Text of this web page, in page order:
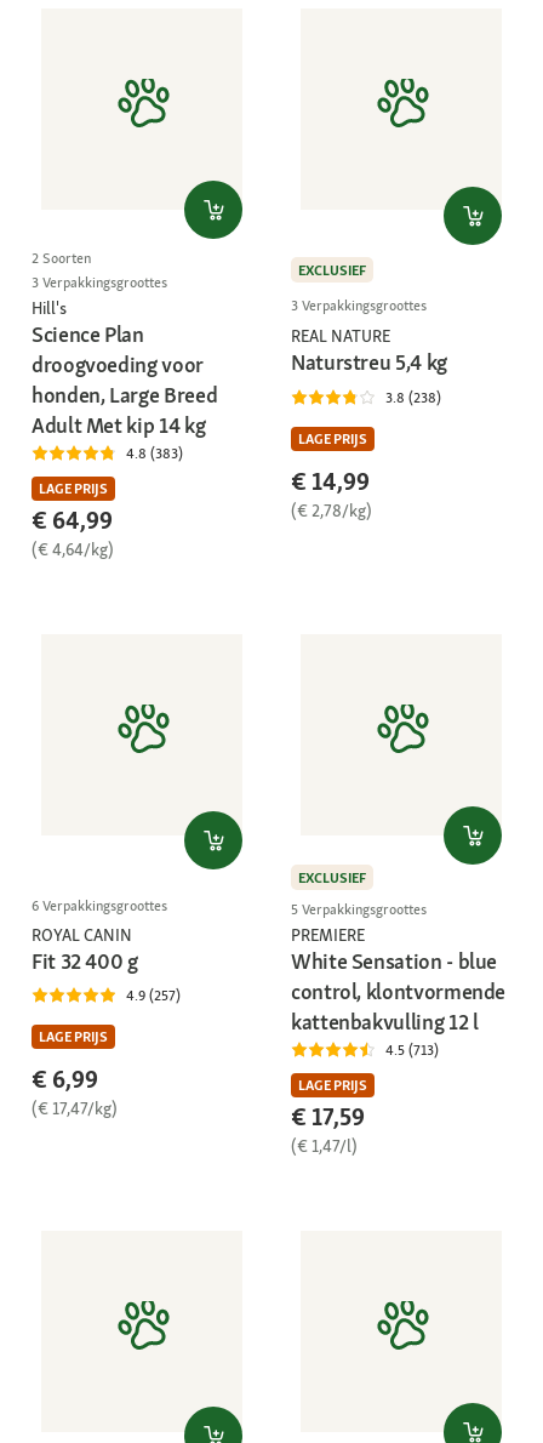
2 Soorten
3 Verpakkingsgroottes
Hill's
Science Plan
droogvoeding voor
honden, Large Breed
Adult Met kip 14 kg
4.8 (383)
LAGE PRIJS
€ 64,99
(€ 4,64/kg)
EXCLUSIEF
3 Verpakkingsgroottes
REAL NATURE
Naturstreu 5,4 kg
3.8 (238)
LAGE PRIJS
€ 14,99
(€ 2,78/kg)
6 Verpakkingsgroottes
ROYAL CANIN
Fit 32 400 g
4.9 (257)
LAGE PRIJS
€ 6,99
(€ 17,47/kg)
EXCLUSIEF
5 Verpakkingsgroottes
PREMIERE
White Sensation - blue
control, klontvormende
kattenbakvulling 12 l
4.5 (713)
LAGE PRIJS
€ 17,59
(€ 1,47/l)